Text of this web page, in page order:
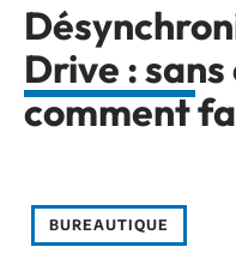
Drive :
comment
BUREAUTIQUE